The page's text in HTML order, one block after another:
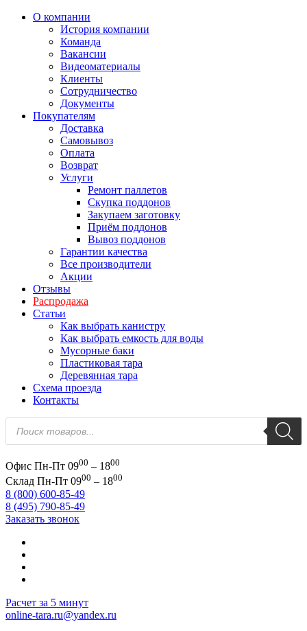
О компании
История компании
Команда
Вакансии
Видеоматериалы
Клиенты
Сотрудничество
Документы
Покупателям
Доставка
Самовывоз
Оплата
Возврат
Услуги
Ремонт паллетов
Скупка поддонов
Закупаем заготовку
Приём поддонов
Вывоз поддонов
Гарантии качества
Все производители
Акции
Отзывы
Распродажа
Статьи
Как выбрать канистру
Как выбрать емкость для воды
Мусорные баки
Пластиковая тара
Деревянная тара
Схема проезда
Контакты
Поиск
товаров
Офис Пн-Пт 0900 – 1800
Склад Пн-Пт 0900 – 1800
8 (800) 600-85-49
8 (495) 790-85-49
Заказать звонок
Расчет за 5 минут
online-tara.ru@yandex.ru